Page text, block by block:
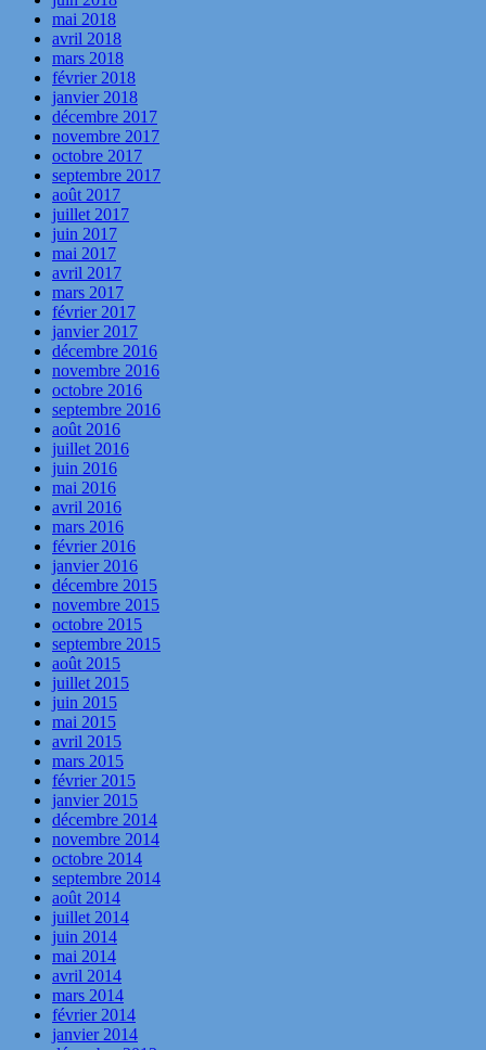
mai 2018
avril 2018
mars 2018
février 2018
janvier 2018
décembre 2017
novembre 2017
octobre 2017
septembre 2017
août 2017
juillet 2017
juin 2017
mai 2017
avril 2017
mars 2017
février 2017
janvier 2017
décembre 2016
novembre 2016
octobre 2016
septembre 2016
août 2016
juillet 2016
juin 2016
mai 2016
avril 2016
mars 2016
février 2016
janvier 2016
décembre 2015
novembre 2015
octobre 2015
septembre 2015
août 2015
juillet 2015
juin 2015
mai 2015
avril 2015
mars 2015
février 2015
janvier 2015
décembre 2014
novembre 2014
octobre 2014
septembre 2014
août 2014
juillet 2014
juin 2014
mai 2014
avril 2014
mars 2014
février 2014
janvier 2014